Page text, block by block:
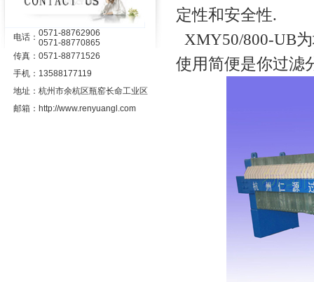
电话： 0571-88762906
0571-88770865
传真： 0571-88771526
手机： 13588177119
地址： 杭州市余杭区瓶窑长命工业区
邮箱： http://www.renyuangl.com
定性和安全性.
XMY50/800-UB
使用简便是你过滤